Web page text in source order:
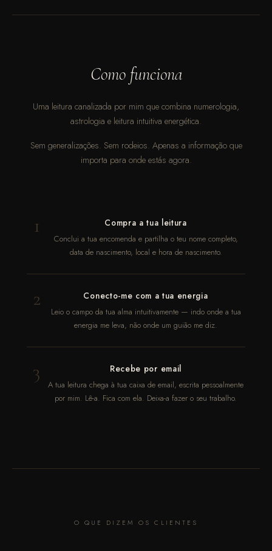
Como funciona
Uma leitura canalizada por mim que combina numerologia,
astrologia e leitura intuitiva energética.
Sem generalizações. Sem rodeios. Apenas a informação que
importa para onde estás agora.
1 Compra a tua leitura
Conclui a tua encomenda e partilha o teu nome completo,
data de nascimento, local e hora de nascimento.
2 Conecto-me com a tua energia
Leio o campo da tua alma intuitivamente — indo onde a tua
energia me leva, não onde um guião me diz.
3 Recebe por email
A tua leitura chega à tua caixa de email, escrita pessoalmente
por mim. Lê-a. Fica com ela. Deixa-a fazer o seu trabalho.
O QUE DIZEM OS CLIENTES